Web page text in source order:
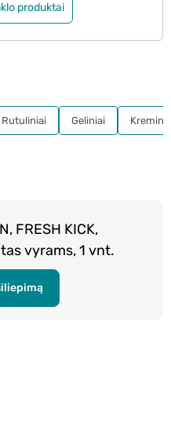
produktai
FRESH KICK,
vyrams, 1 vnt.
Rutuliniai Geliniai